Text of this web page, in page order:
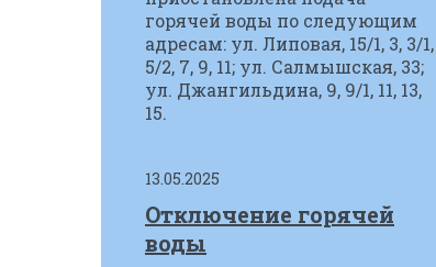
горячей воды по следующим
адресам: ул. Липовая, 15/1, 3, 3/1,
5/2, 7, 9, 11; ул. Салмышская, 33;
ул. Джангильдина, 9, 9/1, 11, 13,
15.
13.05.2025
Отключение горячей
воды